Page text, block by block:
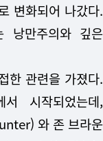
변화되어 나갔다.
낭만주의와 깊은
한 관련을 가졌다.
시작되었는데,
와 존 브라운